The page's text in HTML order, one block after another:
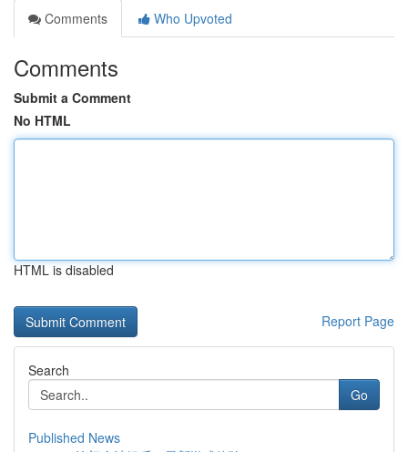
Comments
Who Upvoted
Comments
Submit a Comment
No HTML
HTML is disabled
Report Page
Search
Go
Published News